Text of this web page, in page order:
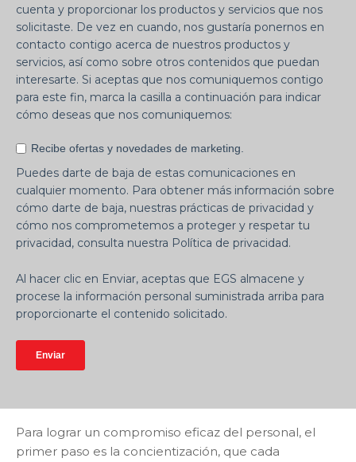
cuenta y proporcionar los productos y servicios que nos
solicitaste. De vez en cuando, nos gustaría ponernos en
contacto contigo acerca de nuestros productos y
servicios, así como sobre otros contenidos que puedan
interesarte. Si aceptas que nos comuniquemos contigo
para este fin, marca la casilla a continuación para indicar
cómo deseas que nos comuniquemos:
Recibe ofertas y novedades de marketing.
Puedes darte de baja de estas comunicaciones en
cualquier momento. Para obtener más información sobre
cómo darte de baja, nuestras prácticas de privacidad y
cómo nos comprometemos a proteger y respetar tu
privacidad, consulta nuestra Política de privacidad.
Al hacer clic en Enviar, aceptas que EGS almacene y
procese la información personal suministrada arriba para
proporcionarte el contenido solicitado.
Para lograr un compromiso eficaz del personal, el
primer paso es la concientización, que cada